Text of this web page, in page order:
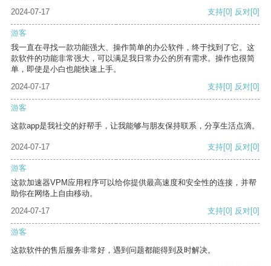
2024-07-17
支持[0] 反对[0]
游客
我一直在寻找一款功能强大、操作简单的办公软件，终于找到了它。这
款软件的功能非常强大，可以满足我日常办公的所有需求。操作也很简
单，即使是小白也能快速上手。
2024-07-17
支持[0] 反对[0]
游客
这款app是我社交的好帮手，让我能够与朋友保持联系，分享生活点滴。
2024-07-17 支持[0] 反对[0]
游客
这款加速器VPM应用程序可以给你提供最高速度和安全性的连接，并帮
助你在网络上自由移动。
2024-07-17
支持[0] 反对[0]
游客
这款软件的售后服务非常好，遇到问题都能得到及时解决。